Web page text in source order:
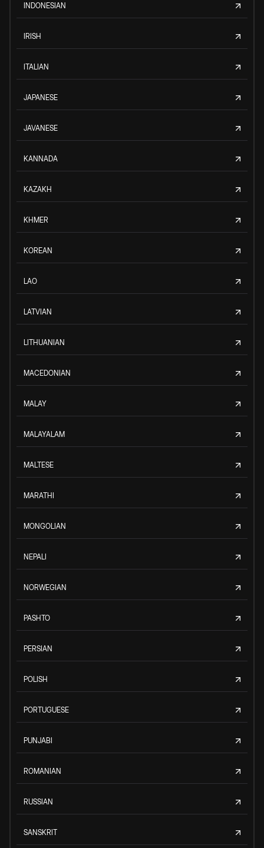
INDONESIAN
IRISH
ITALIAN
JAPANESE
JAVANESE
KANNADA
KAZAKH
KHMER
KOREAN
LAO
LATVIAN
LITHUANIAN
MACEDONIAN
MALAY
MALAYALAM
MALTESE
MARATHI
MONGOLIAN
NEPALI
NORWEGIAN
PASHTO
PERSIAN
POLISH
PORTUGUESE
PUNJABI
ROMANIAN
RUSSIAN
SANSKRIT